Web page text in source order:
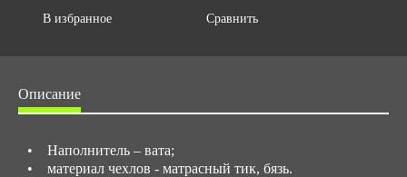
В избранное Сравнить
Описание
• Наполнитель – вата;
• материал чехлов - матрасный тик, бязь.